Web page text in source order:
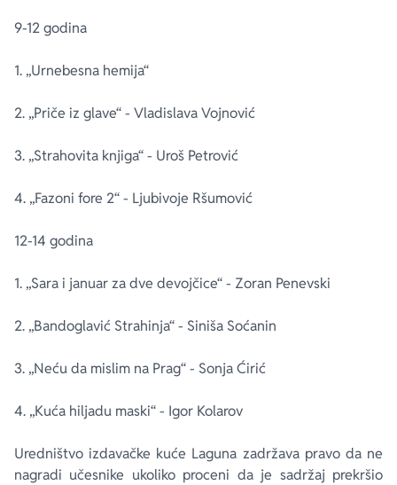
9-12 godina
1. „Urnebesna hemija“
2. „Priče iz glave“ - Vladislava Vojnović
3. „Strahovita knjiga“ - Uroš Petrović
4. „Fazoni fore 2“ - Ljubivoje Ršumović
12-14 godina
1. „Sara i januar za dve devojčice“ - Zoran Penevski
2. „Bandoglavić Strahinja“ - Siniša Soćanin
3. „Neću da mislim na Prag“ - Sonja Ćirić
4. „Kuća hiljadu maski“ - Igor Kolarov
Uredništvo izdavačke kuće Laguna zadržava pravo da ne
nagradi učesnike ukoliko proceni da je sadržaj prekršio